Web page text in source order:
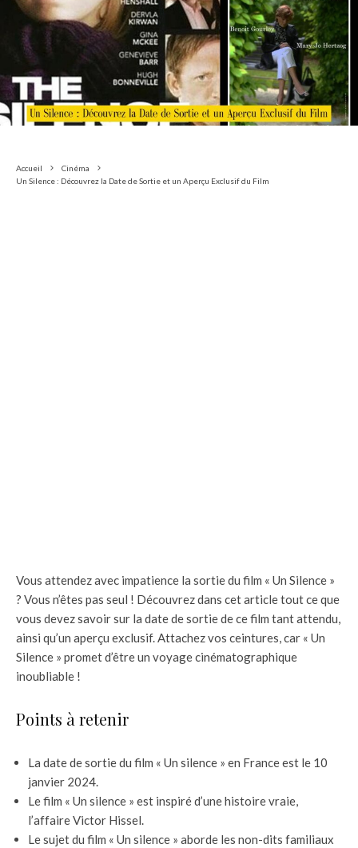
Accueil
Cinéma
Un Silence : Découvrez la Date de Sortie et un Aperçu Exclusif du Film
Vous attendez avec impatience la sortie du film « Un Silence »
? Vous n’êtes pas seul ! Découvrez dans cet article tout ce que
vous devez savoir sur la date de sortie de ce film tant attendu,
ainsi qu’un aperçu exclusif. Attachez vos ceintures, car « Un
Silence » promet d’être un voyage cinématographique
inoubliable !
Points à retenir
La date de sortie du film « Un silence » en France est le 10
janvier 2024.
Le film « Un silence » est inspiré d’une histoire vraie,
l’affaire Victor Hissel.
Le sujet du film « Un silence » aborde les non-dits familiaux